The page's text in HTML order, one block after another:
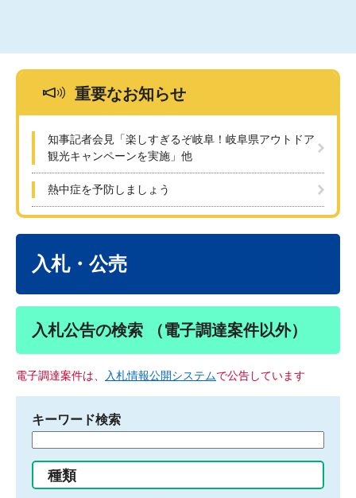
重要なお知らせ
知事記者会見「楽しすぎるぞ岐阜！岐阜県アウトドア
観光キャンペーンを実施」他
熱中症を予防しましょう
入札・公売
入札公告の検索 （電子調達案件以外）
電子調達案件は、 入札情報公開システムで公告しています
キーワード検索
る
種類